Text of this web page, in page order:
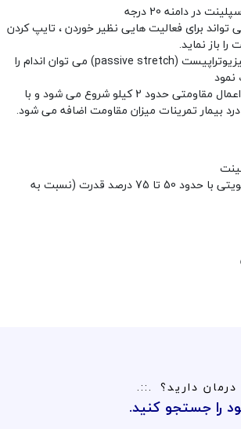
در دامنه 20 درجه
تواند برای فعالیت هایی نظیر خوردن ، تایپ کردن
را باز نماید.
به مرور با کمک فیزیوتراپیست (passive stretch) می توان اندام را
تمرین تقویتی با اعمال مقاومتی حدود 2 کیلو شروع می شود و با
بیمار تمرینات میزان مقاومت اضافه می شود.
انجام تمرینات تقویتی با حدود 50 تا 75 درصد قدرت (نسبت به
دارید؟
را جستجو کنید.